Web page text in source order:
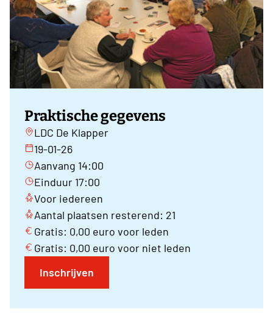
Praktische gegevens
LDC De Klapper
19-01-26
Aanvang 14:00
Einduur 17:00
Voor iedereen
Aantal plaatsen resterend: 21
Gratis: 0,00 euro voor leden
Gratis: 0,00 euro voor niet leden
Inschrijven